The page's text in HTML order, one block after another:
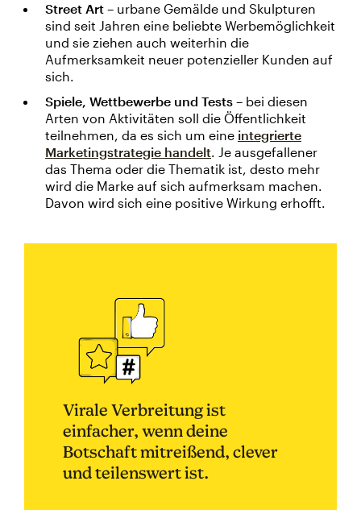
Street Art – urbane Gemälde und Skulpturen
sind seit Jahren eine beliebte Werbemöglichkeit
und sie ziehen auch weiterhin die
Aufmerksamkeit neuer potenzieller Kunden auf
sich.
Spiele, Wettbewerbe und Tests – bei diesen
Arten von Aktivitäten soll die Öffentlichkeit
teilnehmen, da es sich um eine integrierte
Marketingstrategie handelt. Je ausgefallener
das Thema oder die Thematik ist, desto mehr
wird die Marke auf sich aufmerksam machen.
Davon wird sich eine positive Wirkung erhofft.
Virale Verbreitung ist
einfacher, wenn deine
Botschaft mitreißend, clever
und teilenswert ist.